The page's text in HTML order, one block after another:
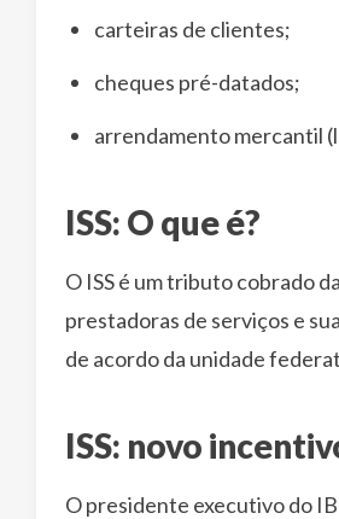
carteiras de clientes;
cheques pré-datados;
arrendamento mercantil
ISS: O que é?
O ISS é um tributo cobrado
prestadoras de serviços e
de acordo da unidade
ISS: novo
O presidente executivo do